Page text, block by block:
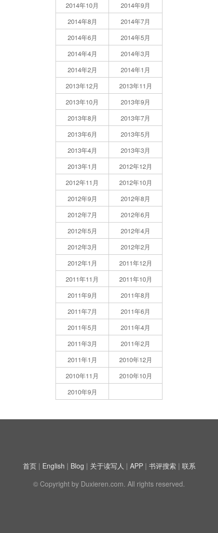
2014年10月
2014年9月
2014年8月
2014年7月
2014年6月
2014年5月
2014年4月
2014年3月
2014年2月
2014年1月
2013年12月
2013年11月
2013年10月
2013年9月
2013年8月
2013年7月
2013年6月
2013年5月
2013年4月
2013年3月
2013年1月
2012年12月
2012年11月
2012年10月
2012年9月
2012年8月
2012年7月
2012年6月
2012年5月
2012年4月
2012年3月
2012年2月
2012年1月
2011年12月
2011年11月
2011年10月
2011年9月
2011年8月
2011年7月
2011年6月
2011年5月
2011年4月
2011年3月
2011年2月
2011年1月
2010年12月
2010年11月
2010年10月
2010年9月
首页| English | Blog | 关于读写人 | APP| 书评搜索| 联系
© Copyright by Duxieren.com. All rights reserved.